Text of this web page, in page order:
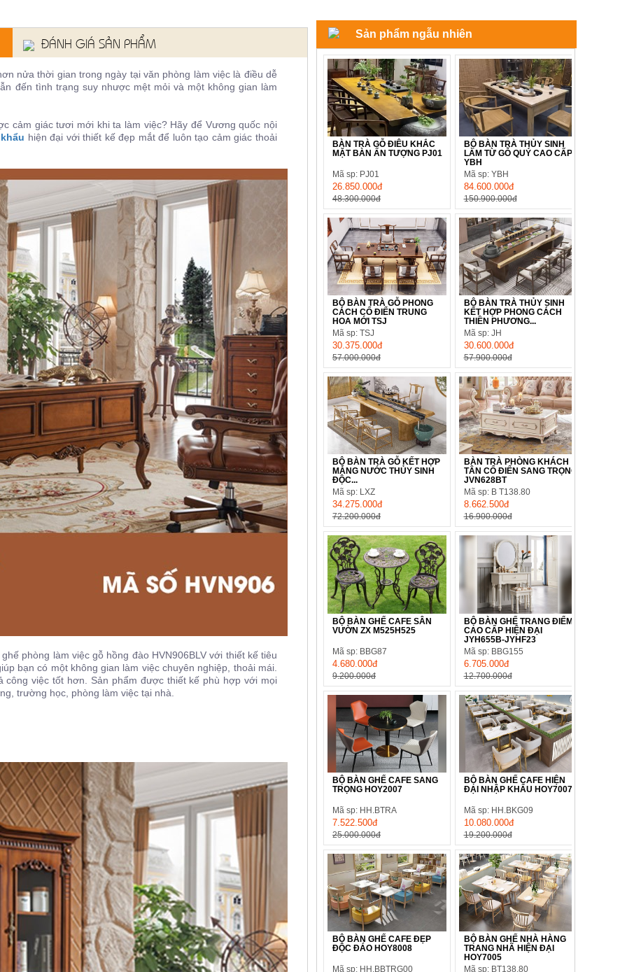
ĐÁNH GIÁ SẢN PHẨM
nửa thời gian trong ngày tại văn phòng làm việc là điều dễ
đến tình trạng suy nhược mệt mỏi và một không gian làm
cảm giác tươi mới khi ta làm việc? Hãy để Vương quốc nội
hiện đại với thiết kế đẹp mắt để luôn tạo cảm giác thoải
phòng làm việc gỗ hồng đào HVN906BLVvới thiết kế tiêu
bạn có một không gian làm việc chuyên nghiệp, thoải mái.
việc tốt hơn. Sản phẩm được thiết kế phù hợp với mọi
trường học, phòng làm việc tại nhà.
Sản phẩm ngẫu nhiên
BÀN TRÀ GỖ ĐIÊU KHẮC
MẶT BÀN ẤN TƯỢNG PJ01
Mã sp: PJ01
26.850.000đ
48.300.000đ
BỘ BÀN TRÀ THỦY SINH
LÀM TỪ GỖ QUÝ CAO CẤP
YBH
Mã sp: YBH
84.600.000đ
150.900.000đ
BỘ BÀN TRÀ GỖ PHONG
CÁCH CỔ ĐIỂN TRUNG
HOA MỚI TSJ
Mã sp: TSJ
30.375.000đ
57.000.000đ
BỘ BÀN TRÀ THỦY SINH
KẾT HỢP PHONG CÁCH
THIỀN PHƯƠNG...
Mã sp: JH
30.600.000đ
57.900.000đ
BỘ BÀN TRÀ GỖ KẾT HỢP
MÁNG NƯỚC THỦY SINH
ĐỘC...
Mã sp: LXZ
34.275.000đ
72.200.000đ
BÀN TRÀ PHÒNG KHÁCH
TÂN CỔ ĐIỂN SANG TRỌNG
JVN628BT
Mã sp: B T138.80
8.662.500đ
16.900.000đ
BỘ BÀN GHẾ CAFE SÂN
VƯỜN ZX M525H525
Mã sp: BBG87
4.680.000đ
9.200.000đ
BỘ BÀN GHẾ TRANG ĐIỂM
CAO CẤP HIỆN ĐẠI
JYH655B-JYHF23
Mã sp: BBG155
6.705.000đ
12.700.000đ
BỘ BÀN GHẾ CAFE SANG
TRỌNG HOY2007
Mã sp: HH.BTRA
7.522.500đ
25.000.000đ
BỘ BÀN GHẾ CAFE HIỆN
ĐẠI NHẬP KHẨU HOY7007
Mã sp: HH.BKG09
10.080.000đ
19.200.000đ
BỘ BÀN GHẾ CAFE ĐẸP
ĐỘC ĐÁO HOY8008
Mã sp: HH.BBTRG00
BỘ BÀN GHẾ NHÀ HÀNG
TRANG NHÃ HIỆN ĐẠI
HOY7005
Mã sp: BT138.80